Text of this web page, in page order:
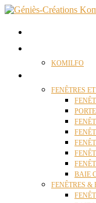
KOMILFO
FENÊTRES
BAIE
FENÊTRES &